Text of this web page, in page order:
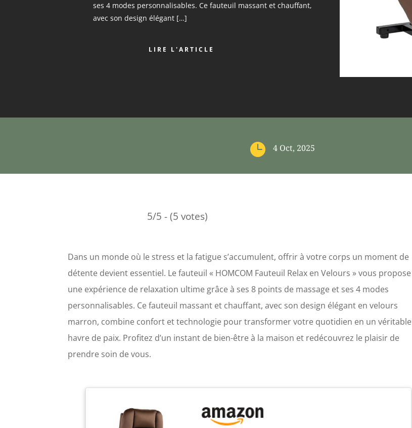
ses 4 modes personnalisables. Ce fauteuil massant et chauffant,
avec son design élégant […]
LIRE L'ARTICLE
 4 Oct, 2025
5/5 - (5 votes)
Dans un monde où le stress et la fatigue s’accumulent, offrir à votre corps un moment de
détente devient essentiel. Le fauteuil « HOMCOM Fauteuil Relax en Velours » vous propose
une expérience de relaxation ultime grâce à ses 8 points de massage et ses 4 modes
personnalisables. Ce fauteuil massant et chauffant, avec son design élégant en velours
marron, combine confort et technologie pour transformer votre quotidien en un véritable
havre de paix. Profitez d’un instant de bien-être à la maison et redécouvrez le plaisir de
prendre soin de vous.